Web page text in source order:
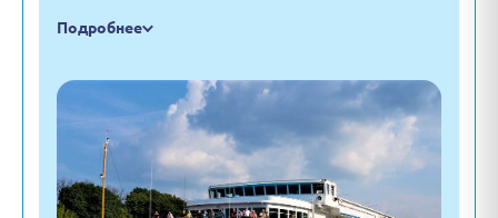
Подробнее